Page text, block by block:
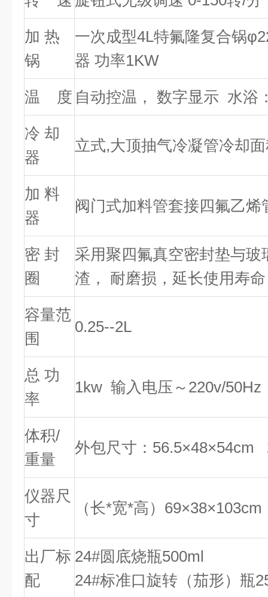
加 热
锅
一次成型4L特氟隆复合锅
器 功率1KW
温 度 自动控温， 数字显示 水浴
冷 却
器
立式,大顶抽气冷凝管冷却面
加 料
器
阀门式加料管套接四氟乙烯
密 封
圈
采用聚四氟真空密封垫与
渣， 耐磨损，延长使用寿命
容量范
围
0.25--2L
总 功
率
1kw 输入电压～220v/50Hz
体积/
重量
外包尺寸：56.5×48×54cm
仪器尺
寸
（长*宽*高）69×38×103cm
出厂标
配
24#圆底烧瓶500ml
24#标准口旋转（茄形）瓶